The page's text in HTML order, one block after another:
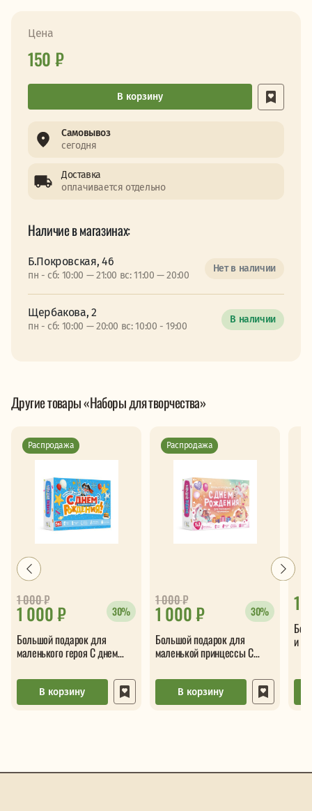
Цена
150 ₽
В корзину
Самовывоз
сегодня
Доставка
оплачивается отдельно
Наличие в магазинах:
Б.Покровская, 46
пн - сб: 10:00 — 21:00 вс: 11:00 — 20:00
Нет в наличии
Щербакова, 2
пн - сб: 10:00 — 20:00 вс: 10:00 - 19:00
В наличии
Другие товары «Наборы для творчества»
Распродажа
1 000 ₽
1 000₽
30%
Большой подарок для
маленького героя С днем
В корзину
Распродажа
1 000 ₽
1 000₽
30%
Большой подарок для
маленькой принцессы С
В корзину
1
и